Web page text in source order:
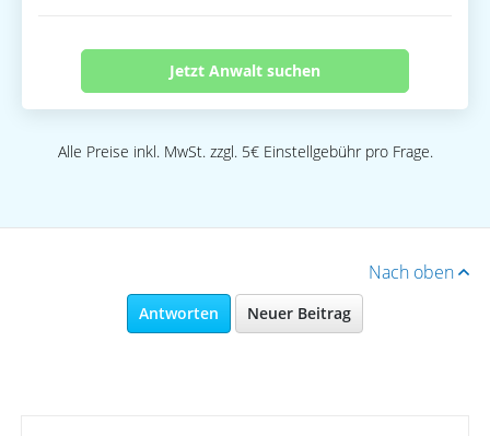
Jetzt Anwalt suchen
Alle Preise inkl. MwSt. zzgl. 5€ Einstellgebühr pro Frage.
Nach oben
Antworten Neuer Beitrag